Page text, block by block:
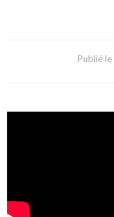
Publié le